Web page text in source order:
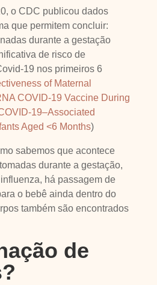
o CDC publicou dados
que permitem concluir:
durante a gestação
de risco de
19 nos primeiros 6
of Maternal
COVID-19 Vaccine During
19–Associated
Aged <6 Months)
sabemos que acontece
durante a gestação,
há passagem de
o bebê ainda dentro do
também são encontrados
de